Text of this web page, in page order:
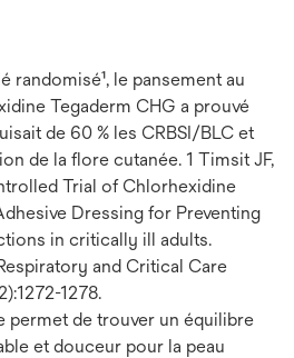
randomisé¹, le pansement au
Tegaderm CHG a prouvé
de 60 % les CRBSI/BLC et
de la flore cutanée. 1 Timsit JF,
Trial of Chlorhexidine
Dressing for Preventing
in critically ill adults.
and Critical Care
1278.
permet de trouver un équilibre
et douceur pour la peau